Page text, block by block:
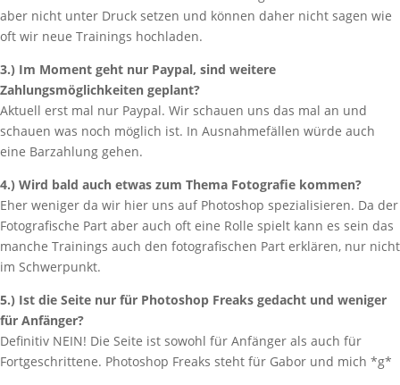
aber nicht unter Druck setzen und können daher nicht sagen wie
oft wir neue Trainings hochladen.
3.) Im Moment geht nur Paypal, sind weitere
Zahlungsmöglichkeiten geplant?
Aktuell erst mal nur Paypal. Wir schauen uns das mal an und
schauen was noch möglich ist. In Ausnahmefällen würde auch
eine Barzahlung gehen.
4.) Wird bald auch etwas zum Thema Fotografie kommen?
Eher weniger da wir hier uns auf Photoshop spezialisieren. Da der
Fotografische Part aber auch oft eine Rolle spielt kann es sein das
manche Trainings auch den fotografischen Part erklären, nur nicht
im Schwerpunkt.
5.) Ist die Seite nur für Photoshop Freaks gedacht und weniger
für Anfänger?
Definitiv NEIN! Die Seite ist sowohl für Anfänger als auch für
Fortgeschrittene. Photoshop Freaks steht für Gabor und mich *g*